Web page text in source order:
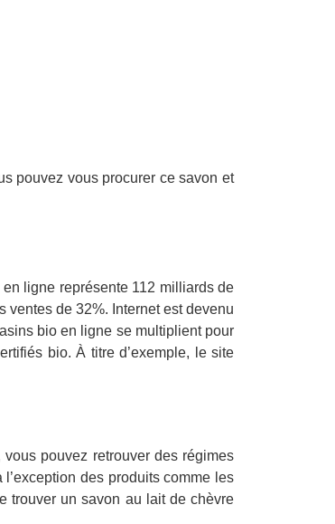
pouvez vous procurer ce savon et
ligne représente 112 milliards de
ventes de 32%. Internet est devenu
bio en ligne se multiplient pour
bio. À titre d’exemple, le site
pouvez retrouver des régimes
des produits comme les
trouver un savon au lait de chèvre